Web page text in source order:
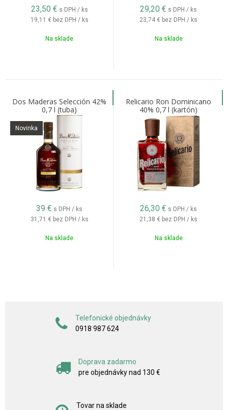
23,50 € s DPH / ks
19,11 € bez DPH / ks
Na sklade
29,20 € s DPH / ks
23,74 € bez DPH / ks
Na sklade
Dos Maderas Selección 42%
0,7 l (tuba)
Novinka
39 € s DPH / ks
31,71 € bez DPH / ks
Na sklade
Relicario Ron Dominicano
40% 0,7 l (kartón)
26,30 € s DPH / ks
21,38 € bez DPH / ks
Na sklade
Telefonické objednávky
0918 987 624
Doprava zadarmo
pre objednávky nad 130 €
Tovar na sklade